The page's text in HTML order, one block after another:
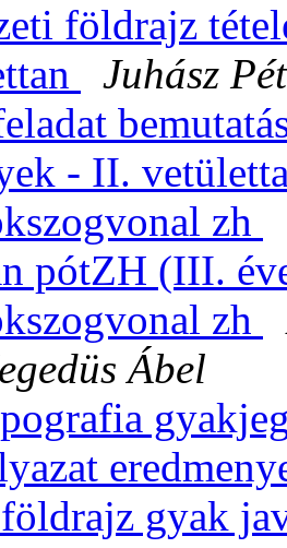
földrajz
Juhász
- II.
zh
pótZH (III.
zh
Ábel
gyak